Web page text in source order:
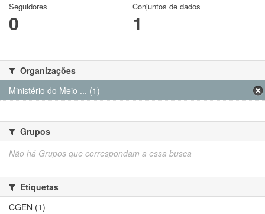
Seguidores
0
Conjuntos de dados
1
Organizações
Ministério do Meio ... (1)
Grupos
Não há Grupos que correspondam a essa busca
Etiquetas
CGEN (1)